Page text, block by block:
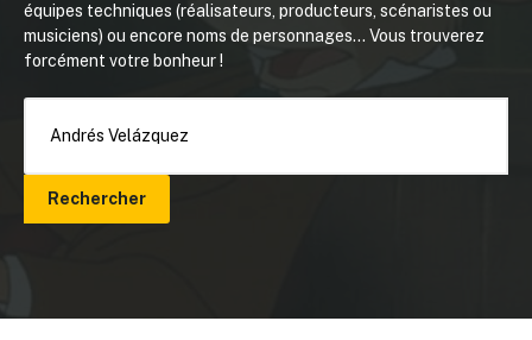
équipes techniques (réalisateurs, producteurs, scénaristes ou
musiciens) ou encore noms de personnages... Vous trouverez
forcément votre bonheur !
Rechercher